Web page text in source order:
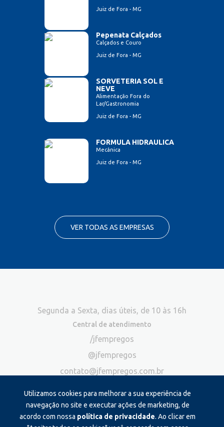
Juiz de Fora - MG
Pepenata Calçados
Calçados e Couro
Juiz de Fora - MG
SORVETERIA SOL E
NEVE
Alimentação Fora do
Lar/Gastronomia
Juiz de Fora - MG
FORMULA HIDRAULICA
Mecânica
Juiz de Fora - MG
VER TODAS AS EMPRESAS
Utilizamos cookies para melhorar a sua experiência de
navegação no site e executar ações de marketing, de
acordo com nossa política de privacidade. Ao clicar em
Segunda a Sexta, dias úteis, de 10 às 16h
Central de atendimento
/jfempregos
@jfempregos
contato@jfempregos.com.br
Publicidade
*Exclusivo para atendimento via chat. Não atendemos ligações neste